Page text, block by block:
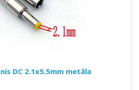
DC 2.1x5.5mm metāla